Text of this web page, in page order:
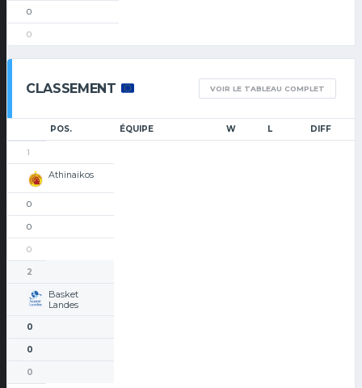
0
0
CLASSEMENT VOIR LE TABLEAU COMPLET
POS. ÉQUIPE W L DIFF
1
Athinaikos
0
0
0
2
Basket
Landes
0
0
0